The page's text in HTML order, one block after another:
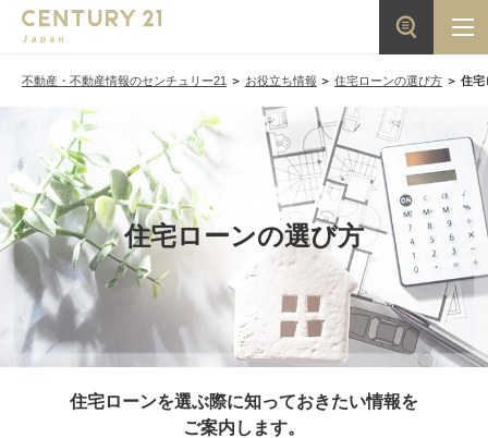
不動産・不動産情報のセンチュリー21 お役立ち情報 住宅ローンの選び方 住宅
住宅ローンの選び方
住宅ローンを選ぶ際に知っておきたい情報を
ご案内します。